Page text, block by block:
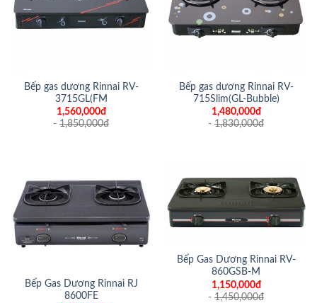
Bếp gas dương Rinnai RV-
3715GL(FM
1,560,000đ
- 1,850,000đ
Bếp gas dương Rinnai RV-
715Slim(GL-Bubble)
1,480,000đ
- 1,830,000đ
Bếp Gas Dương Rinnai RJ
8600FE
Bếp Gas Dương Rinnai RV-
860GSB-M
1,150,000đ
- 1,450,000đ